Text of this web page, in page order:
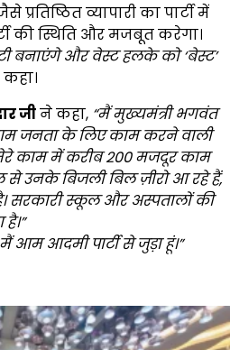
व्यापारी का पार्टी में
की स्थिति और मजबूत करेगा।
बनाएंगे और वेस्ट हलके को ‘बेस्ट’
जीने कहा, “मैं मुख्यमंत्री भगवंत
जनता के लिए काम करने वाली
मेरे काम में करीब200मजदूर काम
उनके बिजली बिल ज़ीरो आ रहे हैं,
सरकारी स्कूल और अस्पतालों की
आम आदमी पार्टी से जुड़ा हूं।”